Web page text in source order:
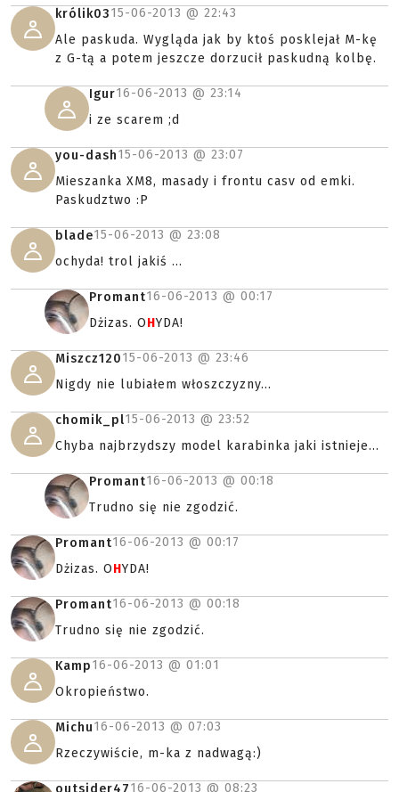
królik0315-06-2013 @ 22:43
Ale paskuda. Wygląda jak by ktoś posklejał M-kę
z G-tą a potem jeszcze dorzucił paskudną kolbę.
Igur16-06-2013 @ 23:14
i ze scarem ;d
you-dash15-06-2013 @ 23:07
Mieszanka XM8, masady i frontu casv od emki.
Paskudztwo :P
blade15-06-2013 @ 23:08
ochyda! trol jakiś ...
Promant16-06-2013 @ 00:17
Dżizas. OHYDA!
Miszcz12015-06-2013 @ 23:46
Nigdy nie lubiałem włoszczyzny...
chomik_pl15-06-2013 @ 23:52
Chyba najbrzydszy model karabinka jaki istnieje...
Promant16-06-2013 @ 00:18
Trudno się nie zgodzić.
Promant16-06-2013 @ 00:17
Dżizas. OHYDA!
Promant16-06-2013 @ 00:18
Trudno się nie zgodzić.
Kamp16-06-2013 @ 01:01
Okropieństwo.
Michu16-06-2013 @ 07:03
Rzeczywiście, m-ka z nadwagą:)
outsider4716-06-2013 @ 08:23